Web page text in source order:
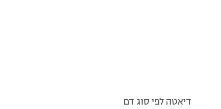
דיאטה לפי סוג דם